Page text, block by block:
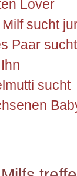
Lover
sucht
Paar
sucht